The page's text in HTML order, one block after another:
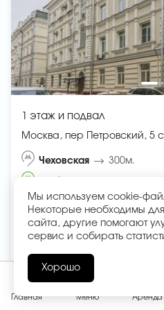
1 этаж и подвал
Москва, пер Петровский, 5
Чеховская 300м.
254 2
149 999 954 ₽
590 551 ₽ зам
Главная Меню Аренда
Мы используем cookie-
Некоторые необходимы
сайта, другие помогают
сервис и собирать
Хорошо